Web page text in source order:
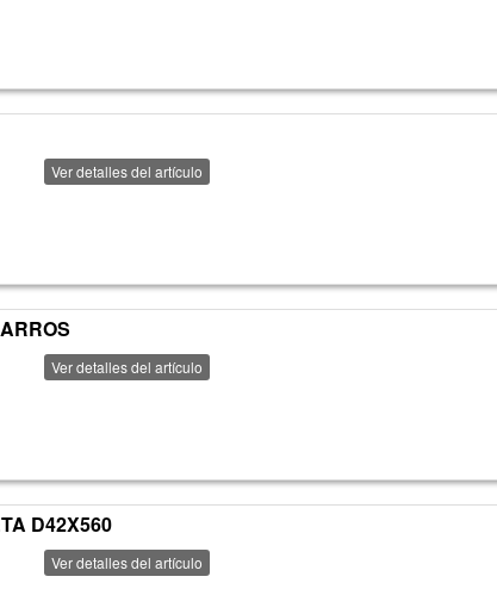
Ver detalles del artículo
Ver detalles del artículo
D42X560
Ver detalles del artículo